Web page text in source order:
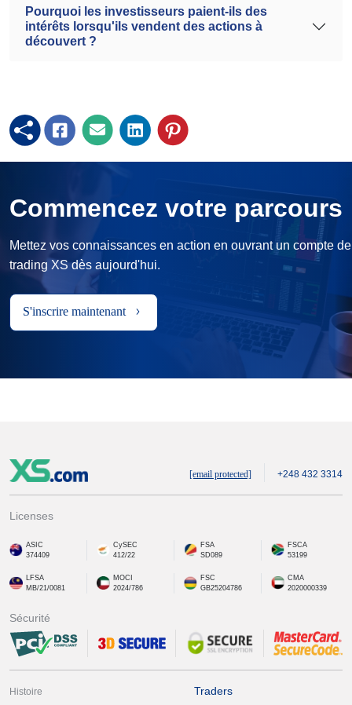
Pourquoi les investisseurs paient-ils des
intérêts lorsqu'ils vendent des actions à
découvert ?
Commencez votre parcours
Mettez vos connaissances en action en ouvrant un compte de
trading XS dès aujourd'hui.
S'inscrire maintenant
[email protected] +248 432 3314
Licenses
ASIC
374409
CySEC
412/22
FSA
SD089
FSCA
53199
LFSA
MB/21/0081
MOCI
2024/786
FSC
GB25204786
CMA
2020000339
Sécurité
Histoire Traders